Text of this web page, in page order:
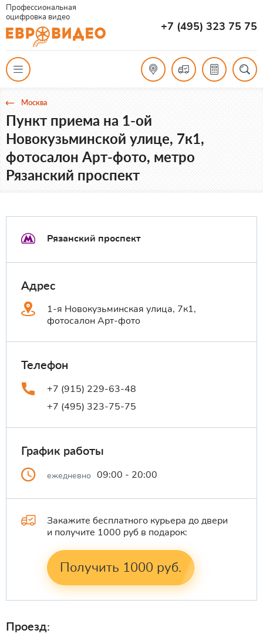
Профессиональная
оцифровка видео
+7 (495) 323 75 75
Москва
Пункт приема на 1-ой
Новокузьминской улице, 7к1,
фотосалон Арт-фото, метро
Рязанский проспект
Проезд:
Рязанский проспект
Адрес
1-я Новокузьминская улица, 7к1,
фотосалон Арт-фото
Телефон
+7 (915) 229-63-48
+7 (495) 323-75-75
График работы
ежедневно 09:00 - 20:00
Закажите бесплатного курьера до двери
и получите 1000 руб в подарок:
Получить 1000 руб.